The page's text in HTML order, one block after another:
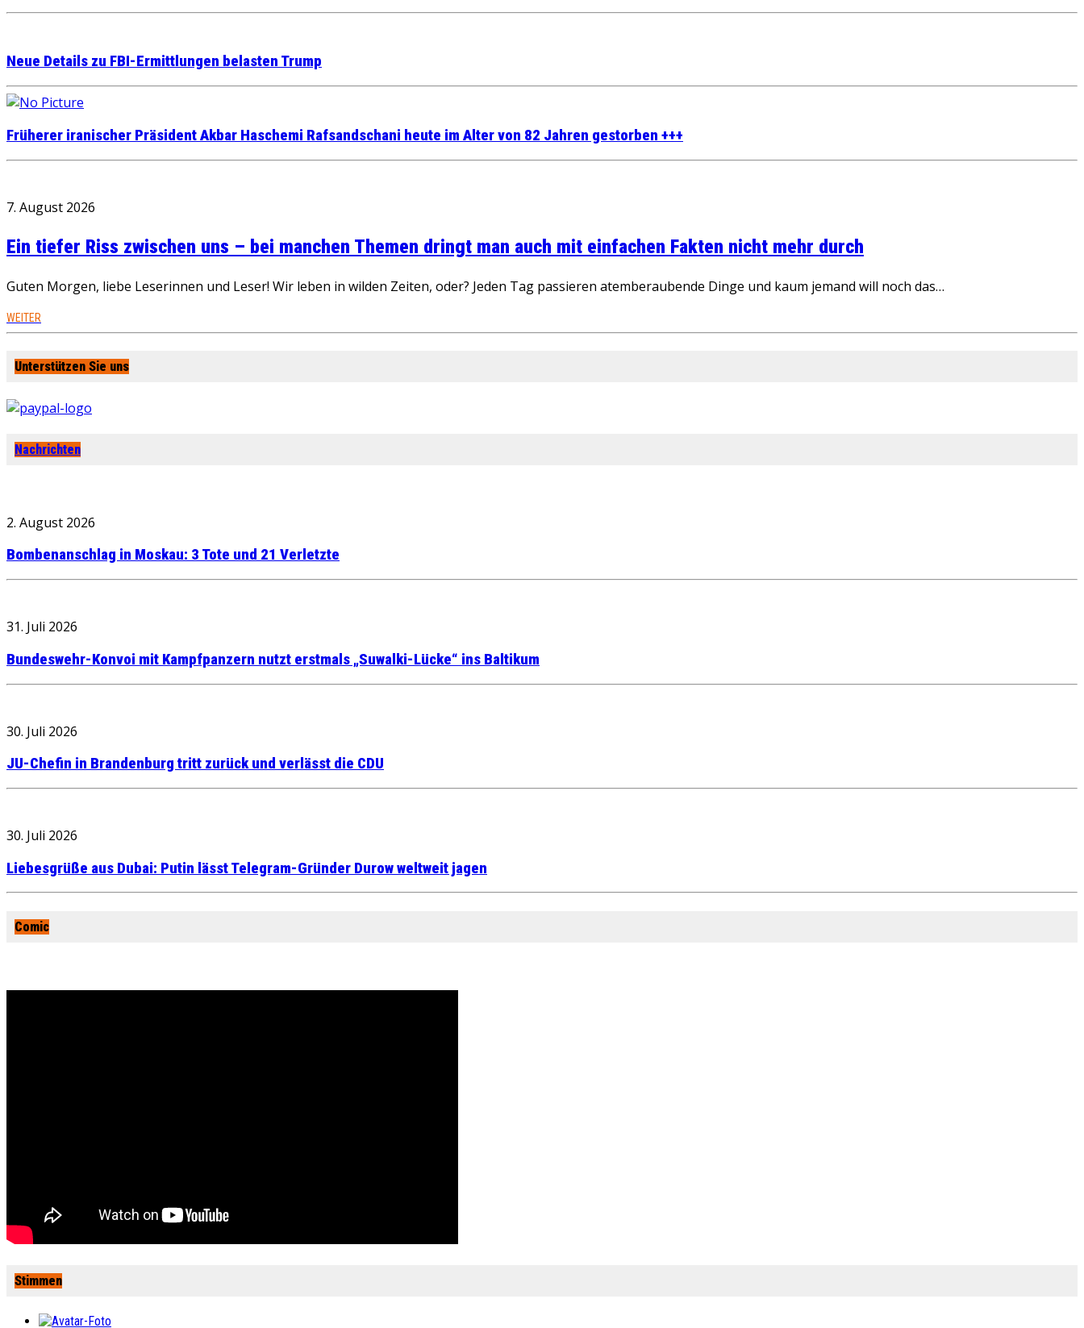
Neue Details zu FBI-Ermittlungen belasten Trump
Früherer iranischer Präsident Akbar Haschemi Rafsandschani heute im Alter von 82 Jahren gestorben +++
7. August 2026
Ein tiefer Riss zwischen uns – bei manchen Themen dringt man auch mit einfachen Fakten nicht mehr durch
Guten Morgen, liebe Leserinnen und Leser! Wir leben in wilden Zeiten, oder? Jeden Tag passieren atemberaubende Dinge und kaum jemand will noch das…
WEITER
Unterstützen Sie uns
Nachrichten
2. August 2026
Bombenanschlag in Moskau: 3 Tote und 21 Verletzte
31. Juli 2026
Bundeswehr-Konvoi mit Kampfpanzern nutzt erstmals „Suwalki-Lücke“ ins Baltikum
30. Juli 2026
JU-Chefin in Brandenburg tritt zurück und verlässt die CDU
30. Juli 2026
Liebesgrüße aus Dubai: Putin lässt Telegram-Gründer Durow weltweit jagen
Comic
Stimmen